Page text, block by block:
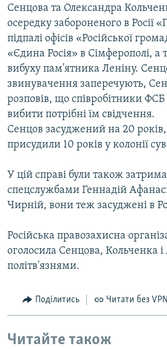
Сенцова та Олександра
осередку забороненого в Росії
підпалі офісів «Російської
«Єдина Росія» в Сімферополі, а
вибуху пам'ятника Леніну.
звинувачення заперечують,
розповів, що співробітники
вибити потрібні їм свідчення.
Сенцов засуджений на 20
присудили 10 років у колонії
У цій справі були також
спецслужбами Геннадій
Чирній, вони теж засуджені в
Російська правозахисна
оголосила Сенцова, Кольченка
політв'язнями.
Поділитись Читати без VPN
Читайте також